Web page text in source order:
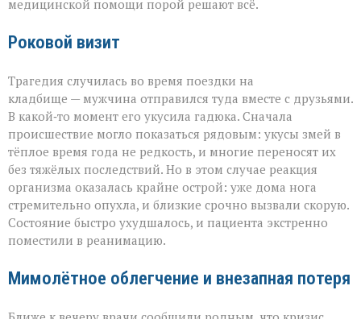
медицинской помощи порой решают всё.
Роковой визит
Трагедия случилась во время поездки на
кладбище — мужчина отправился туда вместе с друзьями.
В какой‑то момент его укусила гадюка. Сначала
происшествие могло показаться рядовым: укусы змей в
тёплое время года не редкость, и многие переносят их
без тяжёлых последствий. Но в этом случае реакция
организма оказалась крайне острой: уже дома нога
стремительно опухла, и близкие срочно вызвали скорую.
Состояние быстро ухудшалось, и пациента экстренно
поместили в реанимацию.
Мимолётное облегчение и внезапная потеря